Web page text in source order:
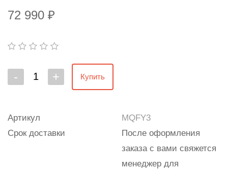
72 990 ₽
- + Купить
Артикул
MQFY3
Срок доставки
После оформления
заказа с вами свяжется
менеджер для